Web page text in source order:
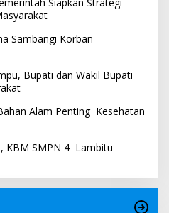
Sambangi Korban
Bupati dan Wakil Bupati
Alam Penting Kesehatan
KBM SMPN 4 Lambitu